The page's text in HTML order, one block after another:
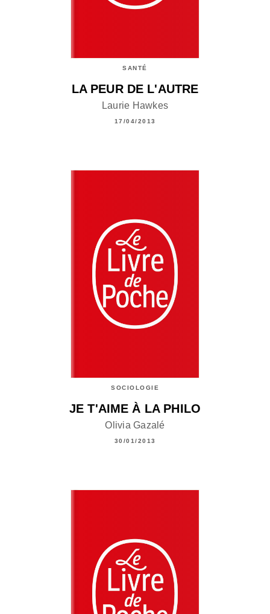
SANTÉ
LA PEUR DE L'AUTRE
Laurie Hawkes
17/04/2013
SOCIOLOGIE
JE T'AIME À LA PHILO
Olivia Gazalé
30/01/2013